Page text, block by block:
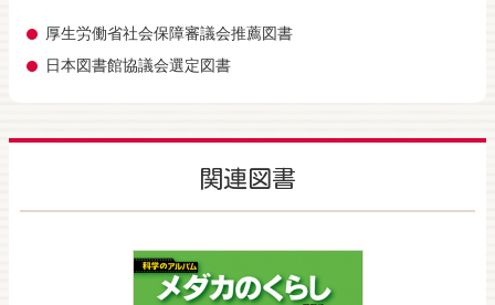
厚生労働省社会保障審議会推薦図書
日本図書館協議会選定図書
関連図書